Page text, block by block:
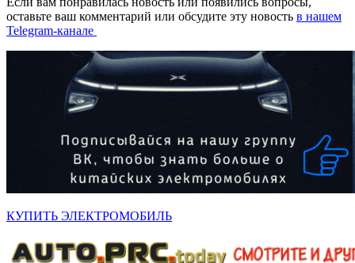
оставьте ваш комментарий или обсудите эту новость в нашем
Telegram-канале
КУПИТЬ ЭЛЕКТРОМОБИЛЬ